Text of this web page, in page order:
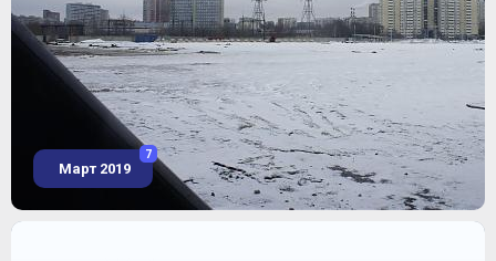
Март 2019
7